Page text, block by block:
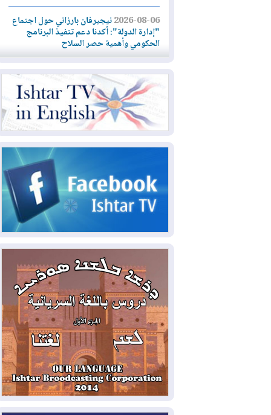
2026-08-06نيجيرفان بارزاني حول اجتماع
"إدارة الدولة": أكدنا دعم تنفيذ البرنامج
الحكومي وأهمية حصر السلاح
2026-08-06ائتلاف ادارة الدولة: من
يقومون بسلوك يهدد امن البلاد خارجون عن
القانون يجب محاربتهم
2026-08-06بعد هجومين قرب باب المندب..
الأحمر
2026-08-06مئات القاصرين بلا مأوى.. أزمة
سبتة تتصاعد وتضغط على مدريد
لمدة عام.. بدء توريد 100
مليون قدم مكعب يومياً من غاز كورمور في
إقليم كوردستان إلى وزارة الكهرباء العراقية
2026-08-05
15كارثة بيئية ومناخية ترسم
ملامح أخطر التحديات التي تواجه العراق
اليوم
2026-08-05
حرائق فرنسا.. توقيف 402
شخص بينهم 156 قاصرا منذ بداية موسم
الحرائق
2026-08-04سومو: إنتاج النفط في إقليم
كوردستان انخفض إلى أقل من 10%